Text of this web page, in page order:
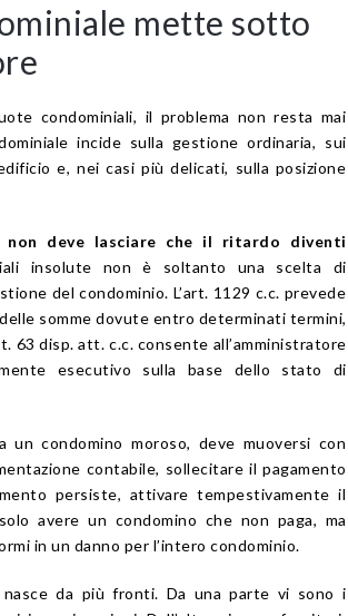
mette sotto
condominiali, il problema non resta mai
incide sulla gestione ordinaria, sui
e, nei casi più delicati, sulla posizione
non deve lasciare che il ritardo diventi
insolute non è soltanto una scelta di
del condominio. L’art. 1129 c.c. prevede
somme dovute entro determinati termini,
63 disp. att. c.c. consente all’amministratore
esecutivo sulla base dello stato di
un condomino moroso, deve muoversi con
contabile, sollecitare il pagamento
persiste, attivare tempestivamente il
avere un condomino che non paga, ma
in un danno per l’intero condominio.
nasce da più fronti. Da una parte vi sono i